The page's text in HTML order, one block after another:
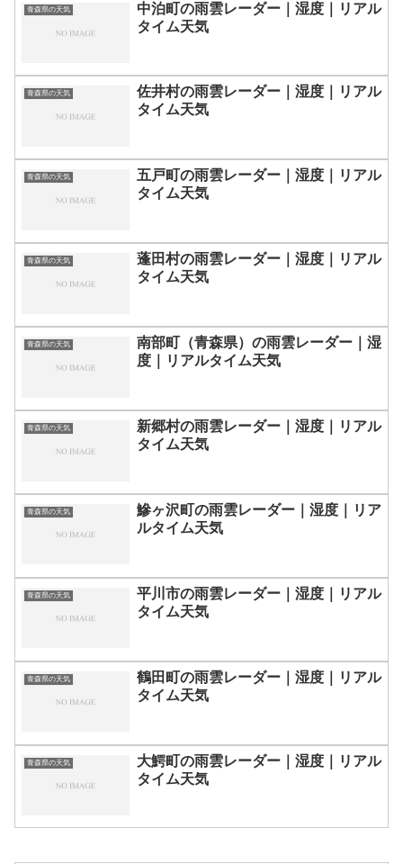
青森県の天気
中泊町の雨雲レーダー｜湿度｜リアル
タイム天気
青森県の天気
佐井村の雨雲レーダー｜湿度｜リアル
タイム天気
青森県の天気
五戸町の雨雲レーダー｜湿度｜リアル
タイム天気
青森県の天気
蓬田村の雨雲レーダー｜湿度｜リアル
タイム天気
青森県の天気
南部町（青森県）の雨雲レーダー｜湿
度｜リアルタイム天気
青森県の天気
新郷村の雨雲レーダー｜湿度｜リアル
タイム天気
青森県の天気
鰺ヶ沢町の雨雲レーダー｜湿度｜リア
ルタイム天気
青森県の天気
平川市の雨雲レーダー｜湿度｜リアル
タイム天気
青森県の天気
鶴田町の雨雲レーダー｜湿度｜リアル
タイム天気
青森県の天気
大鰐町の雨雲レーダー｜湿度｜リアル
タイム天気